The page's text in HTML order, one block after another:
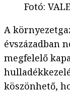
Fotó:
A
évszázadban
megfelelő
köszönhető,